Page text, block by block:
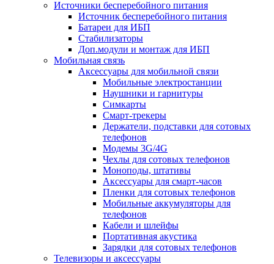
Источники бесперебойного питания
Источник бесперебойного питания
Батареи для ИБП
Стабилизаторы
Доп.модули и монтаж для ИБП
Мобильная связь
Аксессуары для мобильной связи
Мобильные электростанции
Наушники и гарнитуры
Симкарты
Смарт-трекеры
Держатели, подставки для сотовых
телефонов
Модемы 3G/4G
Чехлы для сотовых телефонов
Моноподы, штативы
Аксессуары для смарт-часов
Пленки для сотовых телефонов
Мобильные аккумуляторы для
телефонов
Кабели и шлейфы
Портативная акустика
Зарядки для сотовых телефонов
Телевизоры и аксессуары